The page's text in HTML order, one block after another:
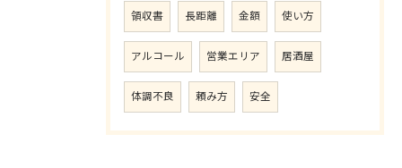
領収書 長距離 金額 使い方
アルコール 営業エリア 居酒屋
体調不良 頼み方 安全